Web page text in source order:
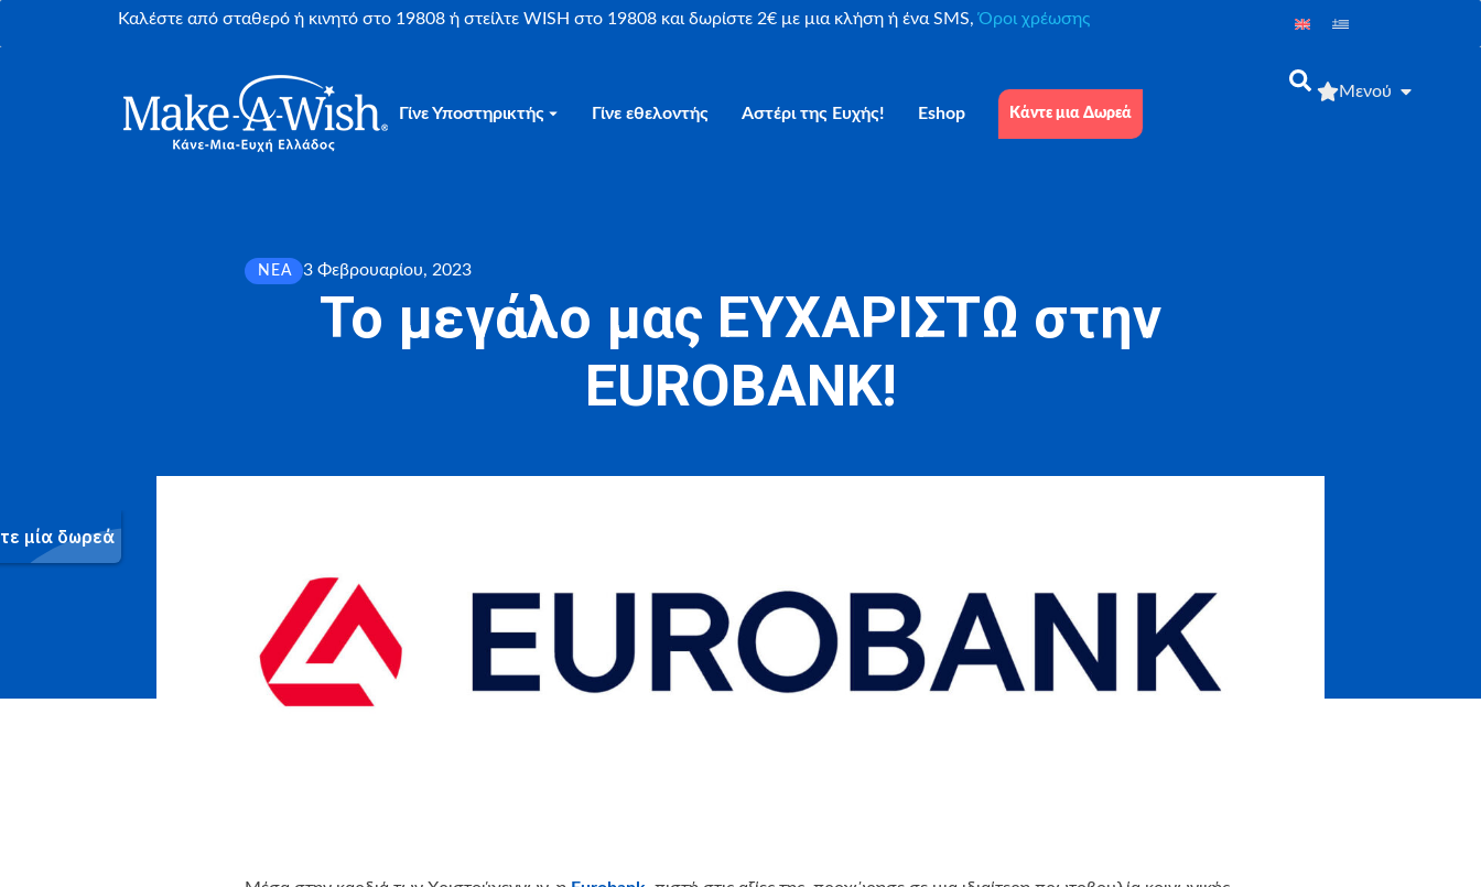
Καλέστε από σταθερό ή κινητό στο 19808 ή στείλτε WISH στο 19808 και δωρίστε 2€ με μια κλήση ή ένα SMS,Όροι χρέωσης
Γίνε Υποστηρικτής Γίνε εθελοντής Αστέρι της Ευχής! Eshop Κάντε μια Δωρεά
Μενού
ΝΈΑ 3 Φεβρουαρίου, 2023
Το μεγάλο μας ΕΥΧΑΡΙΣΤΩ στην
EUROBANK!